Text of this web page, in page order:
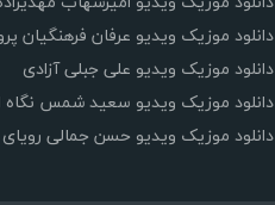
دانلود موزیک ویدیو عرفان فرهنگیان
دانلود موزیک ویدیو علی جبلی آزادی
دانلود موزیک ویدیو سعید شمس نگاه
دانلود موزیک ویدیو حسن جمالی